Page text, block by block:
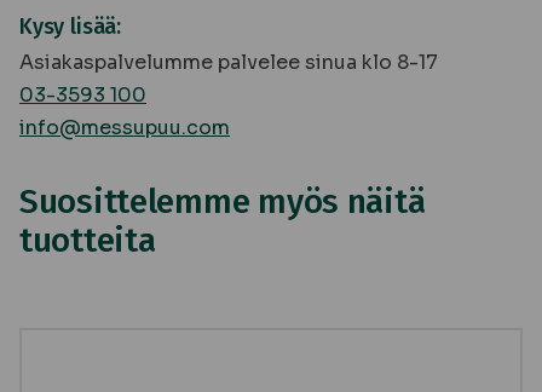
Kysy lisää:
Asiakaspalvelumme palvelee sinua klo 8-17
03-3593 100
info@messupuu.com
Suosittelemme myös näitä
tuotteita